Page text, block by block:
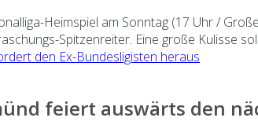
Heimspiel am Sonntag (17 Uhr /
Spitzenreiter. Eine große Kulisse
den Ex-Bundesligisten heraus
feiert auswärts den